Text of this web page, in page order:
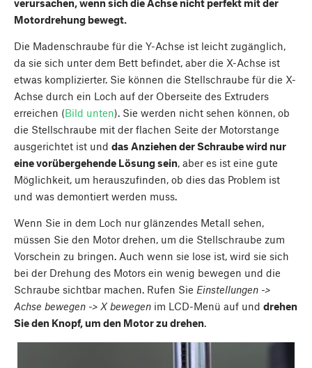
verursachen, wenn sich die Achse nicht perfekt mit der
Motordrehung bewegt.
Die Madenschraube für die Y-Achse ist leicht zugänglich,
da sie sich unter dem Bett befindet, aber die X-Achse ist
etwas komplizierter. Sie können die Stellschraube für die X-
Achse durch ein Loch auf der Oberseite des Extruders
erreichen (Bild unten). Sie werden nicht sehen können, ob
die Stellschraube mit der flachen Seite der Motorstange
ausgerichtet ist und das Anziehen der Schraube wird nur
eine vorübergehende Lösung sein, aber es ist eine gute
Möglichkeit, um herauszufinden, ob dies das Problem ist
und was demontiert werden muss.
Wenn Sie in dem Loch nur glänzendes Metall sehen,
müssen Sie den Motor drehen, um die Stellschraube zum
Vorschein zu bringen. Auch wenn sie lose ist, wird sie sich
bei der Drehung des Motors ein wenig bewegen und die
Schraube sichtbar machen. Rufen Sie Einstellungen ->
Achse bewegen -> X bewegen im LCD-Menü auf und drehen
Sie den Knopf, um den Motor zu drehen.